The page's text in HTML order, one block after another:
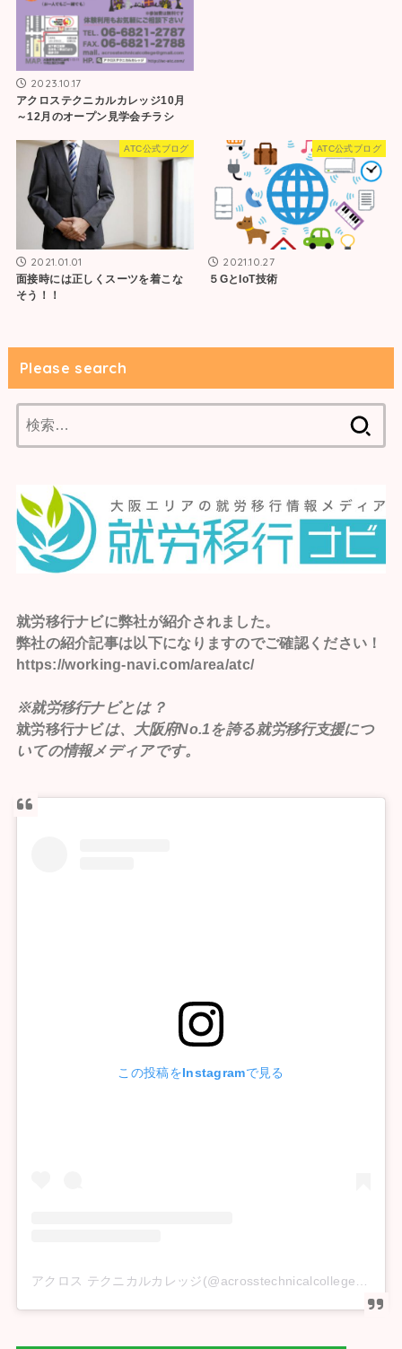
2023.10.17
アクロステクニカルカレッジ10月
～12月のオープン見学会チラシ
ATC公式ブログ
2021.01.01
面接時には正しくスーツを着こな
そう！！
ATC公式ブログ
2021.10.27
５GとIoT技術
Please search
索:
就労移行ナビに弊社が紹介されました。
弊社の紹介記事は以下になりますのでご確認ください！
https://working-navi.com/area/atc/
※就労移行ナビとは？
就労移行ナビは、大阪府No.1を誇る就労移行支援につ
いての情報メディアです。
この投稿をInstagramで見る